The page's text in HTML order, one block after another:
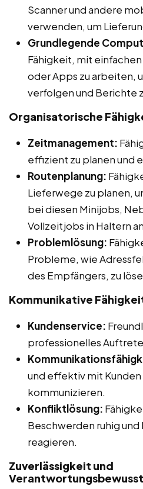
Scanner und andere
verwenden, um
Grundlegende
Fähigkeit, mit
oder Apps zu arbeiten,
verfolgen und Berichte
Organisatorische
Zeitmanagement:
effizient zu planen und
Routenplanung:
Lieferwege zu planen,
bei diesen Minijobs,
Vollzeitjobs in Haltern
Problemlösung:
Probleme, wie
des Empfängers, zu
Kommunikative
Kundenservice:
professionelles
und effektiv mit Kunden
kommunizieren.
Konfliktlösung:
Beschwerden ruhig
reagieren.
Zuverlässigkeit und